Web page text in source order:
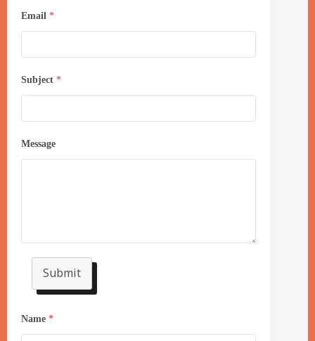
Email *
Subject *
Message
Submit
Name *